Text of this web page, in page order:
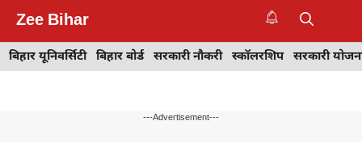
content
Zee Bihar
बिहार यूनिवर्सिटी बिहार बोर्ड सरकारी नौकरी स्कॉलरशिप सरकारी
---Advertisement---